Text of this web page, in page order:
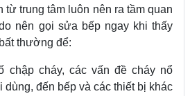
từ trung tâm luôn nên ra tầm quan
nên gọi sửa bếp ngay khi thấy
thường để:
chập cháy, các vấn đề cháy nổ
đến bếp và các thiết bị khác